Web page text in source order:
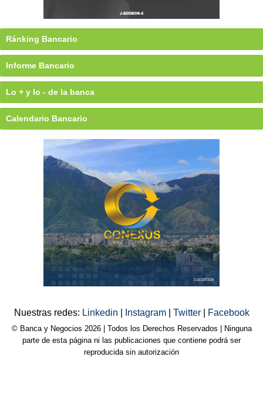
Ránking Bancario
Informe Bancario
Lo + y lo - de la banca
Calendario Bancario
Nuestras redes: Linkedin Instagram Twitter Facebook
© Banca y Negocios 2026 | Todos los Derechos Reservados | Ninguna
parte de esta página ni las publicaciones que contiene podrá ser
reproducida sin autorización